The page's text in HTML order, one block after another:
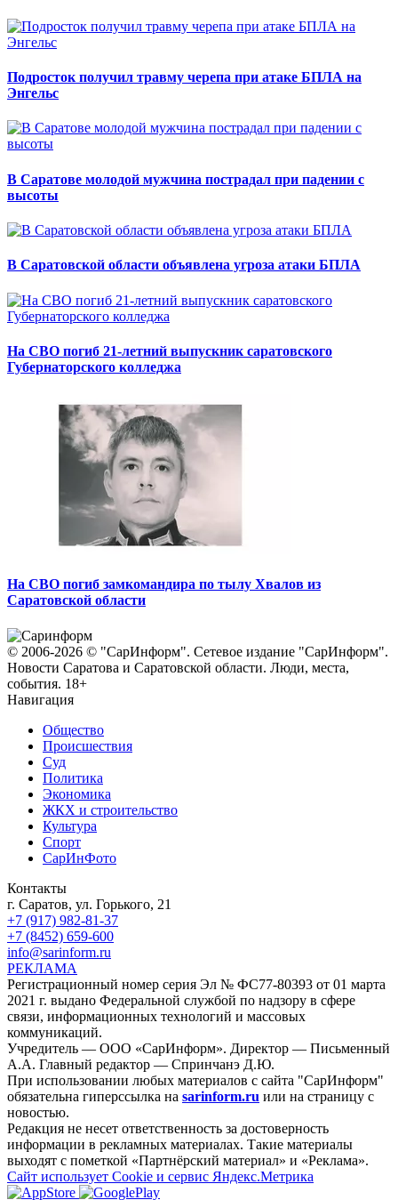
Подросток получил травму черепа при атаке БПЛА на
Энгельс
В Саратове молодой мужчина пострадал при падении с
высоты
В Саратовской области объявлена угроза атаки БПЛА
На СВО погиб 21-летний выпускник саратовского
Губернаторского колледжа
На СВО погиб замкомандира по тылу Хвалов из
Саратовской области
© 2006-2026 © "СарИнформ". Сетевое издание "СарИнформ".
Новости Саратова и Саратовской области. Люди, места,
события. 18+
Навигация
Общество
Происшествия
Суд
Политика
Экономика
ЖКХ и строительство
Культура
Спорт
СарИнФото
Контакты
г. Саратов, ул. Горького, 21
+7 (917) 982-81-37
+7 (8452) 659-600
info@sarinform.ru
РЕКЛАМА
Регистрационный номер серия Эл № ФС77-80393 от 01 марта
2021 г. выдано Федеральной службой по надзору в сфере
связи, информационных технологий и массовых
коммуникаций.
Учредитель — ООО «СарИнформ». Директор — Письменный
А.А. Главный редактор — Спринчанэ Д.Ю.
При использовании любых материалов с сайта "СарИнформ"
обязательна гиперссылка на sarinform.ru или на страницу с
новостью.
Редакция не несет ответственность за достоверность
информации в рекламных материалах. Такие материалы
выходят с пометкой «Партнёрский материал» и «Реклама».
Сайт использует Cookie и сервиc Яндекс.Метрика